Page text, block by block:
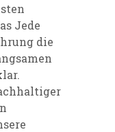
Jede
die